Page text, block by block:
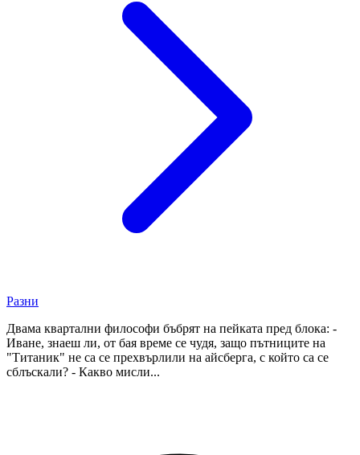
Разни
Двама квартални философи бъбрят на пейката пред блока: -
Иване, знаеш ли, от бая време се чудя, защо пътниците на
"Титаник" не са се прехвърлили на айсберга, с който са се
сблъскали? - Какво мисли...